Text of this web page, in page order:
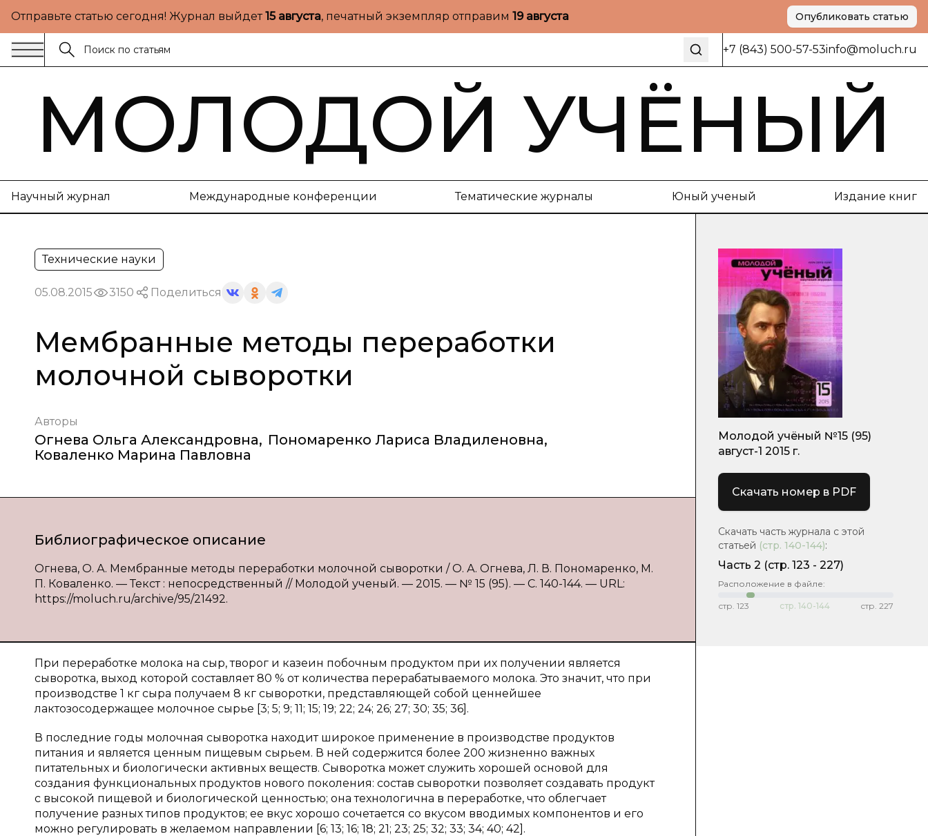
Отправьте статью сегодня! Журнал выйдет15 августа, печатный экземпляр отправим 19 августа Опубликовать статью
+7 (843) 500-57-53info@moluch.ru
МОЛОДОЙ УЧЁНЫЙ
Научный журнал Международные конференции Тематические журналы Юный ученый Издание книг
Технические науки
05.08.2015 3150 Поделиться
Мембранные методы переработки
молочной сыворотки
Авторы
Огнева Ольга Александровна, Пономаренко Лариса Владиленовна,
Коваленко Марина Павловна
Библиографическое описание
Огнева, О. А. Мембранные методы переработки молочной сыворотки / О. А. Огнева, Л. В. Пономаренко, М.
П. Коваленко. — Текст : непосредственный // Молодой ученый. — 2015. — № 15 (95). — С. 140-144. — URL:
https://moluch.ru/archive/95/21492.
При переработке молока на сыр, творог и казеин побочным продуктом при их получении является
сыворотка, выход которой составляет 80 % от количества перерабатываемого молока. Это значит, что при
производстве 1 кг сыра получаем 8 кг сыворотки, представляющей собой ценнейшее
лактозосодержащее молочное сырье [3; 5; 9; 11; 15; 19; 22; 24; 26; 27; 30; 35; 36].
В последние годы молочная сыворотка находит широкое применение в производстве продуктов
питания и является ценным пищевым сырьем. В ней содержится более 200 жизненно важных
питательных и биологически активных веществ. Сыворотка может служить хорошей основой для
создания функциональных продуктов нового поколения: состав сыворотки позволяет создавать продукт
с высокой пищевой и биологической ценностью; она технологична в переработке, что облегчает
получение разных типов продуктов; ее вкус хорошо сочетается со вкусом вводимых компонентов и его
можно регулировать в желаемом направлении [6; 13; 16; 18; 21; 23; 25; 32; 33; 34; 40; 42].
Молодой учёный №15 (95)
август-1 2015 г.
Скачать номер в PDF
Скачать часть журнала с этой
статьей (стр. 140-144):
Часть 2 (cтр. 123 - 227)
Расположение в файле:
стр. 123 стр. 140-144 стр. 227